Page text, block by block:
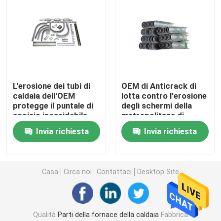
Tubo d'acciaio di precisione
Ugello d'aria della caldaia
Griglia a catena Antivari
Rod d'acciaio rotondo
Porta della fornace della caldaia
L'erosione dei tubi di
caldaia dell'OEM
protegge il puntale di
acciaio inossidabile
degli ss che misura
Eco
Invia richiesta
OEM di Anticrack di
lotta contro l'erosione
degli schermi della
metropolitana di
caldaia di acciaio
inossidabile SS316
Invia richiesta
Casa Circa noi Contattaci Desktop Site
Qualità Parti della fornace della caldaia Fabbrica